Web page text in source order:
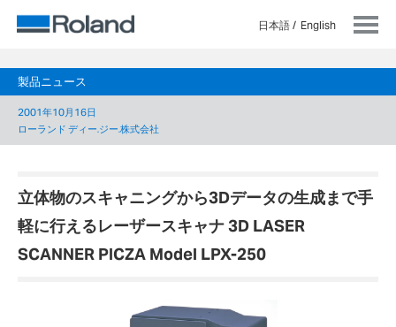
日本語 English
製品ニュース
2001年10月16日
ローランド ディー.ジー.株式会社
立体物のスキャニングから3Dデータの生成まで手
軽に行えるレーザースキャナ 3D LASER
SCANNER PICZA Model LPX-250